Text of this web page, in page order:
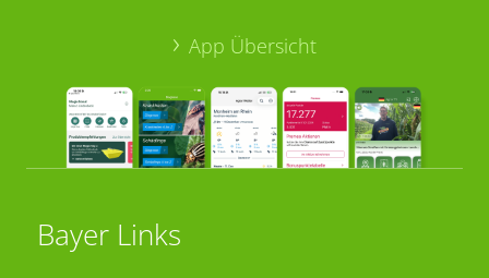
App Übersicht
Bayer Links